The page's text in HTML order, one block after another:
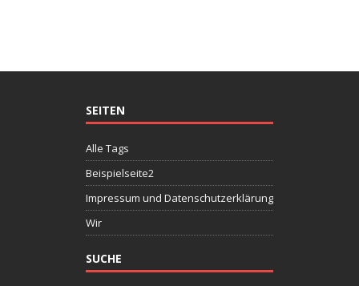
SEITEN
Alle Tags
Beispielseite2
Impressum und Datenschutzerklärung
Wir
SUCHE